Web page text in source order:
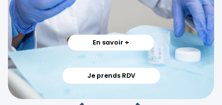
En savoir +
Je prends RDV